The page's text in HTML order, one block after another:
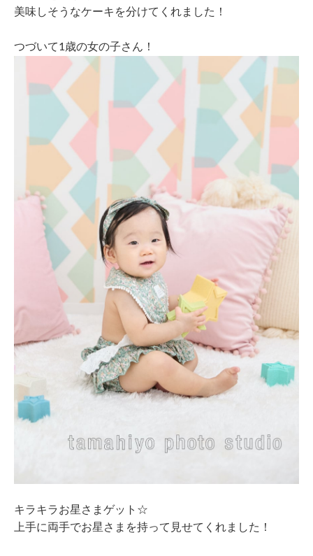
美味しそうなケーキを分けてくれました！
つづいて1歳の女の子さん！
キラキラお星さまゲット☆
上手に両手でお星さまを持って見せてくれました！